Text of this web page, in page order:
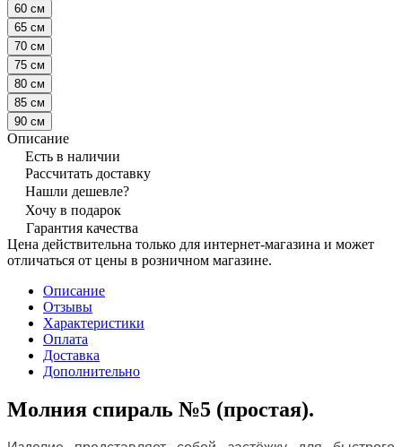
60 см
65 см
70 см
75 см
80 см
85 см
90 см
Описание
Есть в наличии
Рассчитать доставку
Нашли дешевле?
Хочу в подарок
Гарантия качества
Цена действительна только для интернет-магазина и может
отличаться от цены в розничном магазине.
Описание
Отзывы
Характеристики
Оплата
Доставка
Дополнительно
Молния спираль №5 (простая).